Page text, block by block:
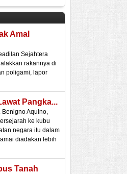
Amal
Sejahtera
rakannya di
poligami, lapor
Pangka...
Benigno Aquino,
ke kubu
negara itu dalam
diadakan lebih
Tanah